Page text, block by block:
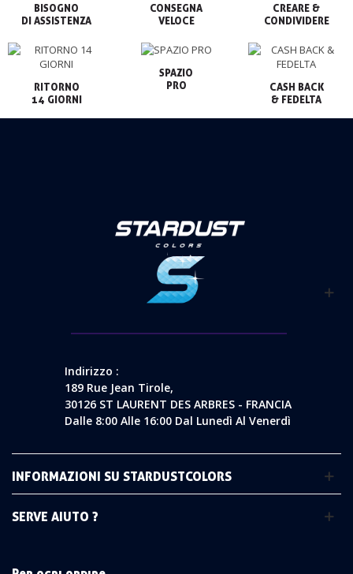
BISOGNO
CONSEGNA
VELOCE
CREARE &
CONDIVIDERE
RITORNO
14 GIORNI
SPAZIO
PRO
CASH BACK
& FEDELTA
Indirizzo :
189 Rue Jean Tirole,
30126 ST LAURENT DES ARBRES - FRANCIA
Dalle 8:00 Alle 16:00 Dal Lunedì Al Venerdì
INFORMAZIONI SU STARDUSTCOLORS
SERVE AIUTO ?